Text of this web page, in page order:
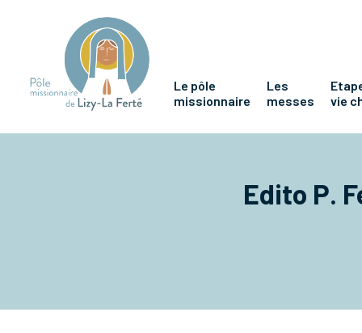
Le pôle
missionnaire
Les
messes
vie
Edito P.